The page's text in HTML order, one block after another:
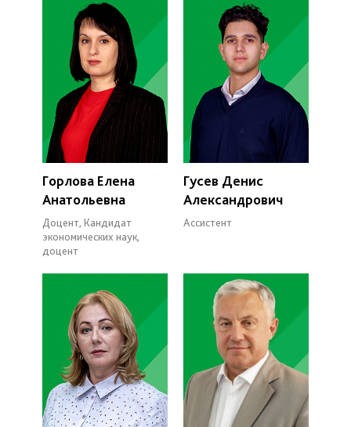
Горлова Елена
Анатольевна
Доцент, Кандидат
экономических наук,
доцент
Гусев Денис
Александрович
Ассистент